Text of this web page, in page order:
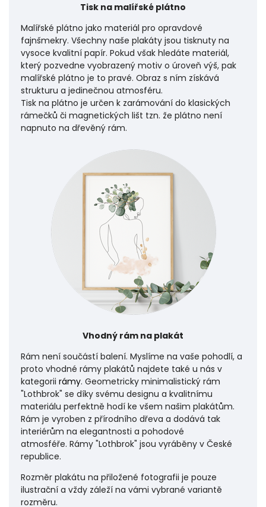
Tisk na malířské plátno
Malířské plátno jako materiál pro opravdové
fajnšmekry. Všechny naše plakáty jsou tisknuty na
vysoce kvalitní papír. Pokud však hledáte materiál,
který pozvedne vyobrazený motiv o úroveň výš, pak
malířské plátno je to pravé. Obraz s ním získává
strukturu a jedinečnou atmosféru.
Tisk na plátno je určen k zarámování do klasických
rámečků či magnetických lišt tzn. že plátno není
napnuto na dřevěný rám.
Vhodný rám na plakát
Rám není součástí balení. Myslíme na vaše pohodlí, a
proto vhodné rámy plakátů najdete také u nás v
kategorii rámy. Geometricky minimalistický rám
"Lothbrok" se díky svému designu a kvalitnímu
materiálu perfektně hodí ke všem našim plakátům.
Rám je vyroben z přírodního dřeva a dodává tak
interiérům na elegantnosti a pohodové
atmosféře. Rámy "Lothbrok" jsou vyráběny v České
republice.
Rozměr plakátu na přiložené fotografii je pouze
ilustrační a vždy záleží na vámi vybrané variantě
rozměru.